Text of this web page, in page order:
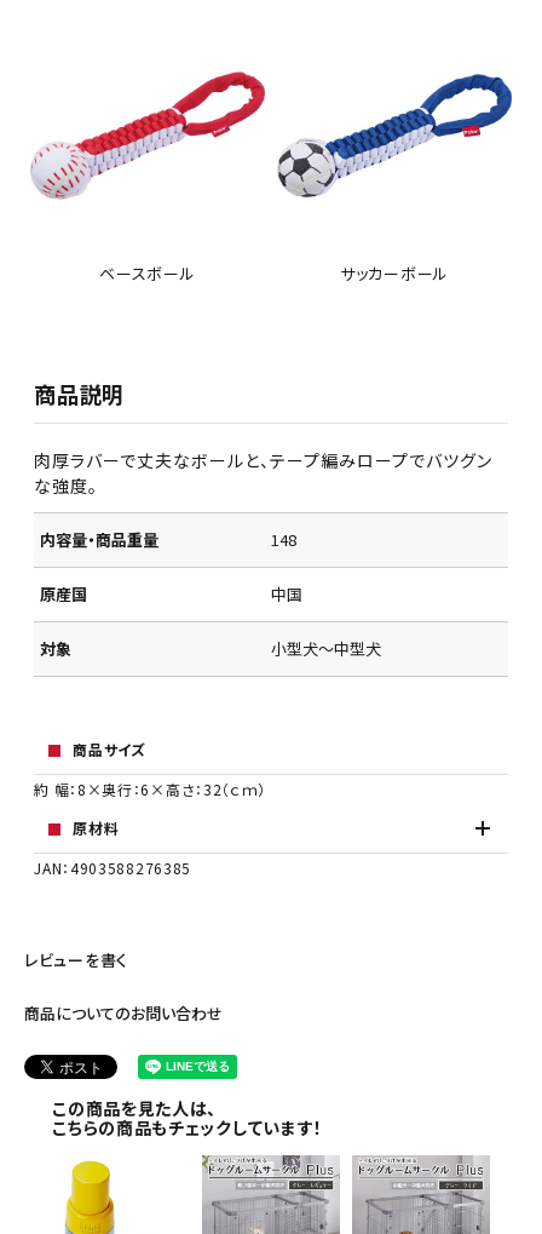
ベースボール サッカーボール
商品説明
肉厚ラバーで丈夫なボールと、テープ編みロープでバツグン
な強度。
内容量・商品重量 148
原産国 中国
対象 小型犬～中型犬
商品サイズ
約 幅：8×奥行：6×高さ：32（ｃｍ）
原材料
JAN：4903588276385
レビューを書く
商品についてのお問い合わせ
この商品を見た人は、
こちらの商品もチェックしています！